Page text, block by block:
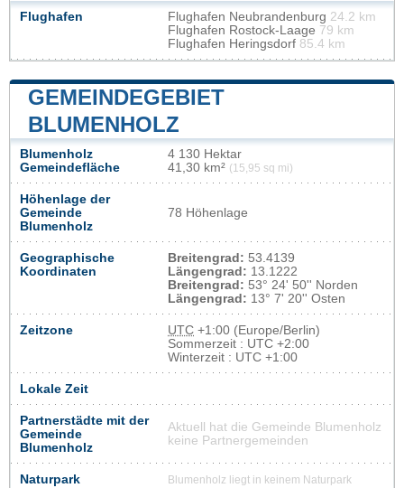
Flughafen Flughafen Neubrandenburg 24.2 km
Flughafen Rostock-Laage 79 km
Flughafen Heringsdorf 85.4 km
GEMEINDEGEBIET
BLUMENHOLZ
Blumenholz
Gemeindefläche
4 130 Hektar
41,30 km² (15,95 sq mi)
Höhenlage der
Gemeinde
Blumenholz
78 Höhenlage
Geographische
Koordinaten
Breitengrad: 53.4139
Längengrad: 13.1222
Breitengrad: 53° 24' 50'' Norden
Längengrad: 13° 7' 20'' Osten
Zeitzone UTC +1:00 (Europe/Berlin)
Sommerzeit : UTC +2:00
Winterzeit : UTC +1:00
Lokale Zeit
Partnerstädte mit der
Gemeinde
Blumenholz
Aktuell hat die Gemeinde Blumenholz
keine Partnergemeinden
Naturpark Blumenholz liegt in keinem Naturpark